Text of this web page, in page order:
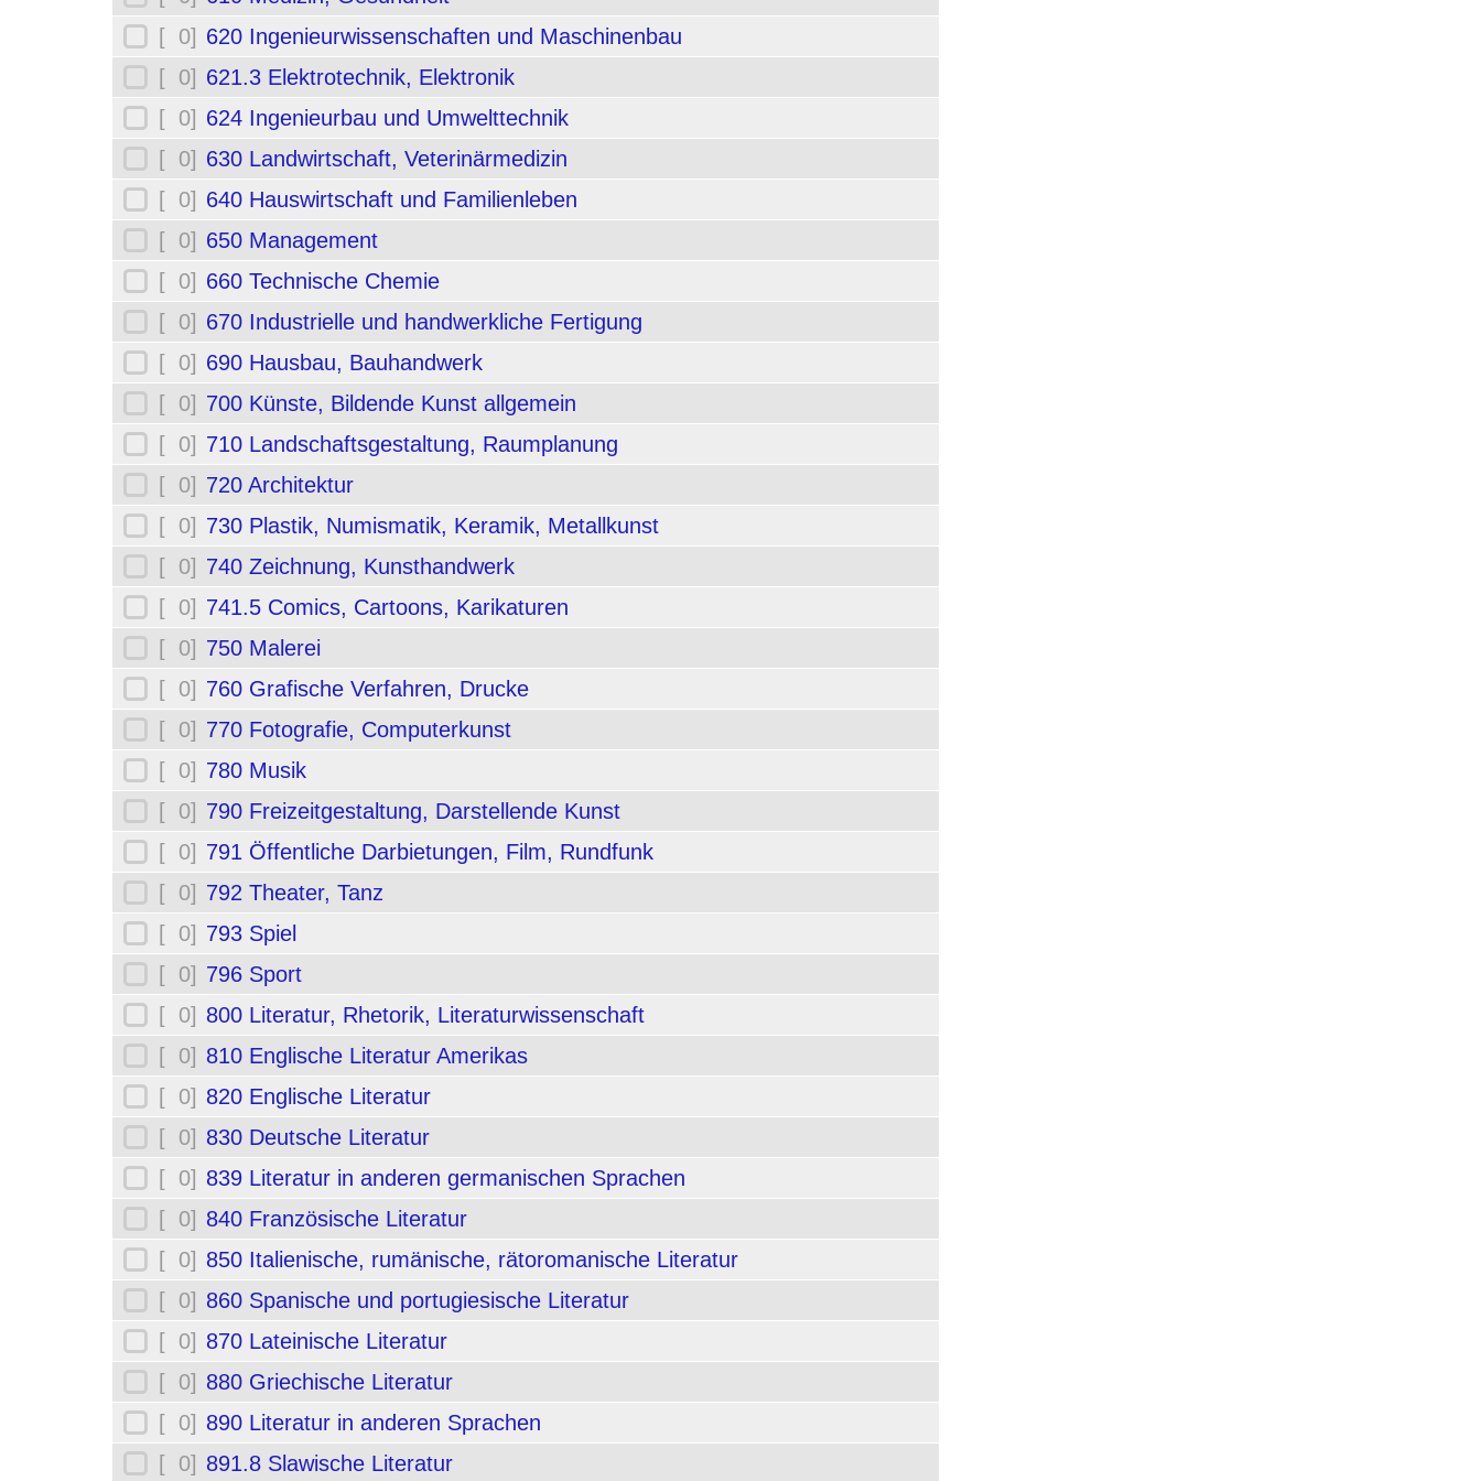
[ 0] 620 Ingenieurwissenschaften und Maschinenbau
[ 0] 621.3 Elektrotechnik, Elektronik
[ 0] 624 Ingenieurbau und Umwelttechnik
[ 0] 630 Landwirtschaft, Veterinärmedizin
[ 0] 640 Hauswirtschaft und Familienleben
[ 0] 650 Management
[ 0] 660 Technische Chemie
[ 0] 670 Industrielle und handwerkliche Fertigung
[ 0] 690 Hausbau, Bauhandwerk
[ 0] 700 Künste, Bildende Kunst allgemein
[ 0] 710 Landschaftsgestaltung, Raumplanung
[ 0] 720 Architektur
[ 0] 730 Plastik, Numismatik, Keramik, Metallkunst
[ 0] 740 Zeichnung, Kunsthandwerk
[ 0] 741.5 Comics, Cartoons, Karikaturen
[ 0] 750 Malerei
[ 0] 760 Grafische Verfahren, Drucke
[ 0] 770 Fotografie, Computerkunst
[ 0] 780 Musik
[ 0] 790 Freizeitgestaltung, Darstellende Kunst
[ 0] 791 Öffentliche Darbietungen, Film, Rundfunk
[ 0] 792 Theater, Tanz
[ 0] 793 Spiel
[ 0] 796 Sport
[ 0] 800 Literatur, Rhetorik, Literaturwissenschaft
[ 0] 810 Englische Literatur Amerikas
[ 0] 820 Englische Literatur
[ 0] 830 Deutsche Literatur
[ 0] 839 Literatur in anderen germanischen Sprachen
[ 0] 840 Französische Literatur
[ 0] 850 Italienische, rumänische, rätoromanische Literatur
[ 0] 860 Spanische und portugiesische Literatur
[ 0] 870 Lateinische Literatur
[ 0] 880 Griechische Literatur
[ 0] 890 Literatur in anderen Sprachen
[ 0] 891.8 Slawische Literatur